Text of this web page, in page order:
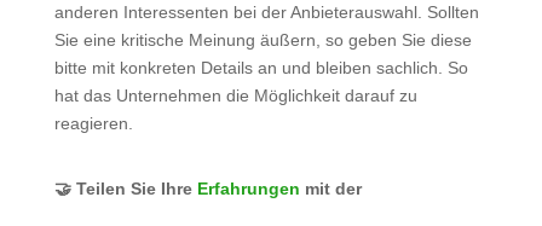
anderen Interessenten bei der Anbieterauswahl. Sollten
Sie eine kritische Meinung äußern, so geben Sie diese
bitte mit konkreten Details an und bleiben sachlich. So
hat das Unternehmen die Möglichkeit darauf zu
reagieren.
🤝 Teilen Sie Ihre Erfahrungen mit der